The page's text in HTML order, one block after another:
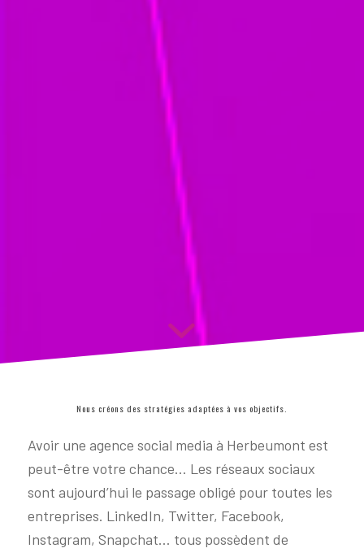
Nous créons des stratégies adaptées à vos objectifs.
Avoir une agence social media à Herbeumont est
peut-être votre chance… Les réseaux sociaux
sont aujourd’hui le passage obligé pour toutes les
entreprises. LinkedIn, Twitter, Facebook,
Instagram, Snapchat… tous possèdent de